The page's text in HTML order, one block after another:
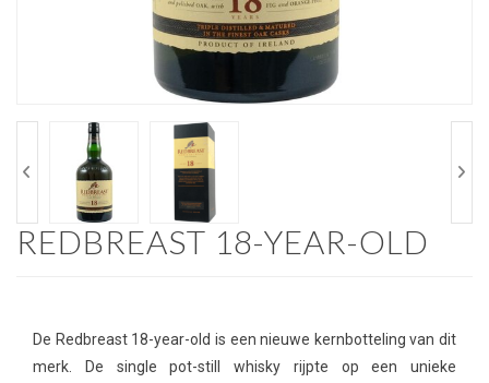
REDBREAST 18-YEAR-OLD
De Redbreast 18-year-old is een nieuwe kernbotteling van dit
merk. De single pot-still whisky rijpte op een unieke